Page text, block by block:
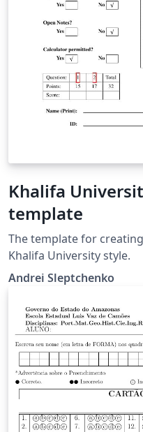
Khalifa
template
The template for
Khalifa University style.
Andrei Sleptchenko